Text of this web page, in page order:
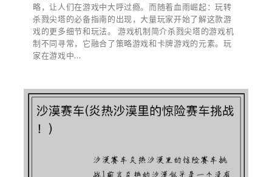
略，让人们在游戏中大呼过瘾。而随着血雨崛起：玩转
杀戮尖塔的必备指南的出现，大量玩家开始了解这款游
戏的更多细节和玩法。 游戏机制简介杀戮尖塔的游戏机
制不同寻常，它融合了策略游戏和卡牌游戏的元素。玩
家在游戏中...